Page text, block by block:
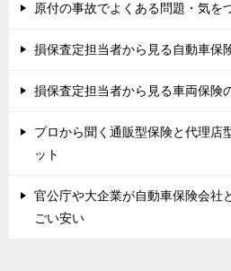
原付の事故でよくある問題・気を
損保査定担当者から見る自動車保
損保査定担当者から見る車両保険
プロから聞く通販型保険と代理店
ット
官公庁や大企業が自動車保険会社
ごい安い